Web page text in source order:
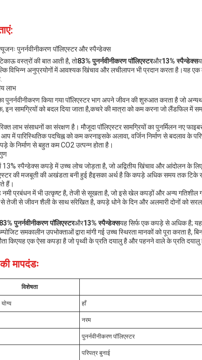
पुनर्नवीनीकरण पॉलिएस्टर और स्पैन्डेक्स
वस्त्रों की बात आती है, तो83% पुनर्नवीनीकरण पॉलिएस्टरऔर13% स्पैन्डेक्स
विभिन्न अनुप्रयोगों में आवश्यक खिंचाव और लचीलापन भी प्रदान करता है।यह
लाभ
पुनर्नवीनीकरण किया गया पॉलिएस्टर भाग अपने जीवन की शुरुआत करता है जो
सामग्रियों को बदल दिया जाता है,कचरे की मात्रा को कम करना जो लैंडफिल में
लाभ संसाधनों का संरक्षण है। मौजूदा पॉलिएस्टर सामग्रियों का पुनर्मिलन नए
में पारिस्थितिक पदचिह्न को कम करनाइसके अलावा, वर्जिन निर्माण से बदलाव के
के निर्माण से बहुत कम CO2 उत्पन्न होता है।
13% स्पैन्डेक्स कपड़े में उच्च लोच जोड़ता है, जो अद्वितीय खिंचाव और आंदोलन के
की मजबूती की अखंडता बनी हुई हैइसका अर्थ है कि कपड़े अधिक समय तक टिके
हैं।
प्रबंधन में भी उत्कृष्ट है, तेजी से सूखता है, जो इसे खेल कपड़ों और अन्य गतिशील
से तेजी से जीवन शैली के साथ संरेखित है, कपड़े धोने के दिन और अलमारी दोनों को सरल
83% पुनर्नवीनीकरण पॉलिएस्टरऔर13% स्पैन्डेक्सयह सिर्फ एक कपड़े से अधिक है; यह
समकालीन उपभोक्ताओं द्वारा मांगी गई उच्च स्थिरता मानकों को पूरा करता
किएयह एक ऐसा कपड़ा है जो पृथ्वी के प्रति दयालु है और पहनने वाले के प्रति दयालु
मापदंडः
विशेषता
हाँ
नरम
पुनर्नवीनीकरण पॉलिएस्टर
परिपत्र बुनाई